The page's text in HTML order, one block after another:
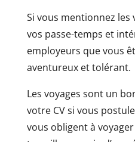
Si vous mentionnez les
vos passe-temps et
employeurs que vous
aventureux et tolérant.
Les voyages sont un
votre CV si vous
vous obligent à